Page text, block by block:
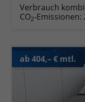
Verbrauch
CO2-Emissionen:
ab 404,– € mtl.